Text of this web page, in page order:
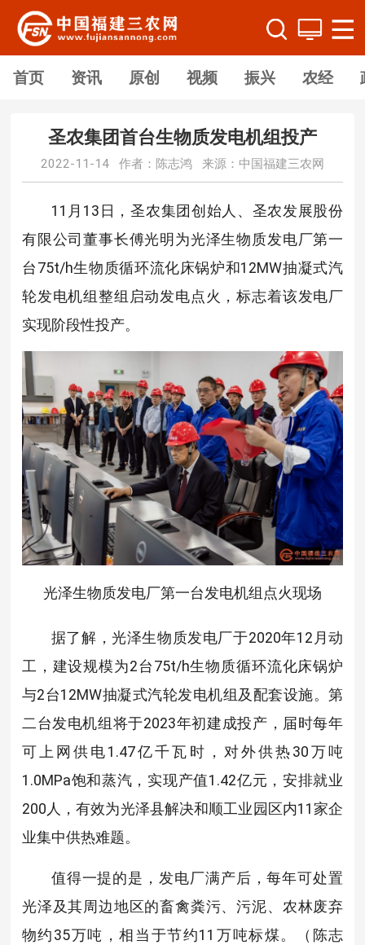
首页 资讯 原创 视频 振兴 农经
圣农集团首台生物质发电机组投产
2022-11-14 作者：陈志鸿 来源：中国福建三农网
11月13日，圣农集团创始人、圣农发展股份
有限公司董事长傅光明为光泽生物质发电厂第一
台75t/h生物质循环流化床锅炉和12MW抽凝式汽
轮发电机组整组启动发电点火，标志着该发电厂
实现阶段性投产。
光泽生物质发电厂第一台发电机组点火现场
据了解，光泽生物质发电厂于2020年12月动
工，建设规模为2台75t/h生物质循环流化床锅炉
与2台12MW抽凝式汽轮发电机组及配套设施。第
二台发电机组将于2023年初建成投产，届时每年
可上网供电1.47亿千瓦时，对外供热30万吨
1.0MPa饱和蒸汽，实现产值1.42亿元，安排就业
200人，有效为光泽县解决和顺工业园区内11家企
业集中供热难题。
值得一提的是，发电厂满产后，每年可处置
光泽及其周边地区的畜禽粪污、污泥、农林废弃
物约35万吨，相当于节约11万吨标煤。（陈志